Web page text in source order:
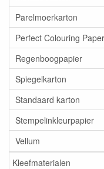
Parelmoerkarton
Perfect Colouring Paper
Regenboogpapier
Spiegelkarton
Standaard karton
Stempelinkleurpapier
Vellum
Kleefmaterialen